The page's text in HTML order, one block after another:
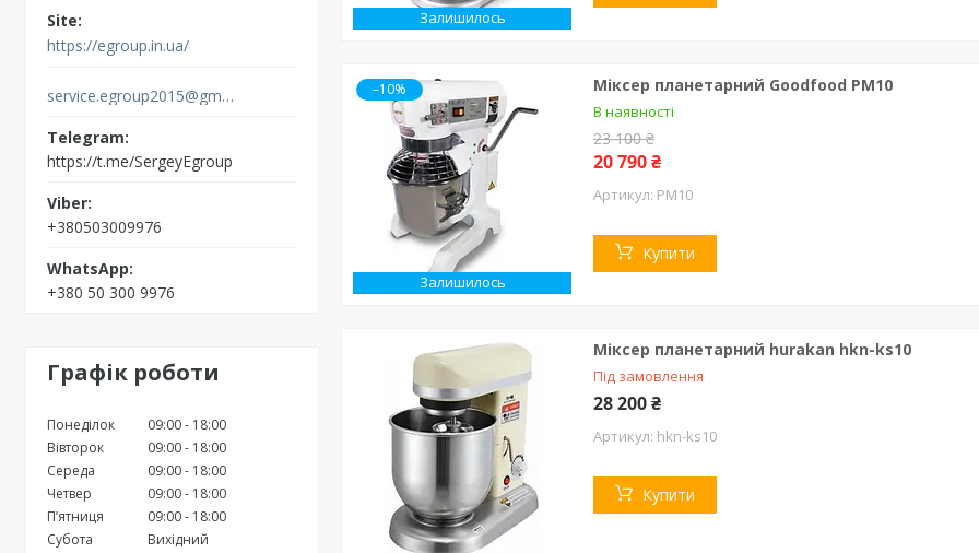
https://egroup.in.ua/
service.egroup2015@gmail.com
https://t.me/SergeyEgroup
+380503009976
+380 50 300 9976
Графік роботи
Понеділок 09:00
18:00
Вівторок
09:00
18:00
Середа
09:00
18:00
Четвер
09:00
18:00
Пʼятниця
09:00
18:00
Субота
Вихідний
Залишилось
–10%
Залишилось
Міксер планетарний Goodfood PM10
В наявності
23 100 ₴
20 790 ₴
PM10
Купити
Міксер планетарний hurakan hkn-ks10
Під замовлення
28 200 ₴
hkn-ks10
Купити